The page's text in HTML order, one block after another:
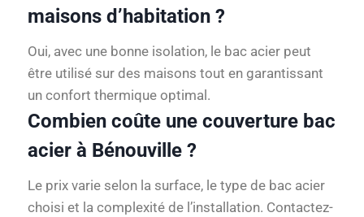
maisons d’habitation ?
Oui, avec une bonne isolation, le bac acier peut
être utilisé sur des maisons tout en garantissant
un confort thermique optimal.
Combien coûte une couverture bac
acier à Bénouville ?
Le prix varie selon la surface, le type de bac acier
choisi et la complexité de l’installation. Contactez-